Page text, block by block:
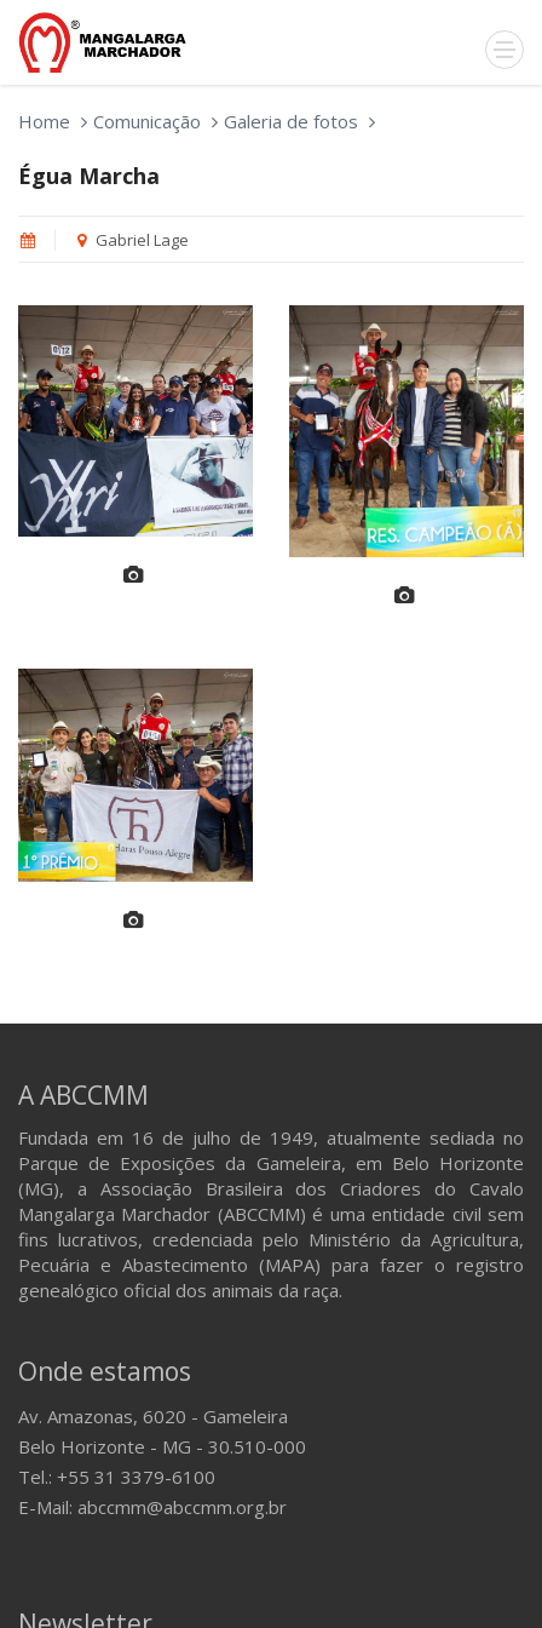
Home Comunicação Galeria de fotos
Égua Marcha
Gabriel Lage
A ABCCMM
Fundada em 16 de julho de 1949, atualmente sediada no
Parque de Exposições da Gameleira, em Belo Horizonte
(MG), a Associação Brasileira dos Criadores do Cavalo
Mangalarga Marchador (ABCCMM) é uma entidade civil sem
fins lucrativos, credenciada pelo Ministério da Agricultura,
Pecuária e Abastecimento (MAPA) para fazer o registro
genealógico oficial dos animais da raça.
Onde estamos
Av. Amazonas, 6020 - Gameleira
Belo Horizonte - MG - 30.510-000
Tel.: +55 31 3379-6100
E-Mail: abccmm@abccmm.org.br